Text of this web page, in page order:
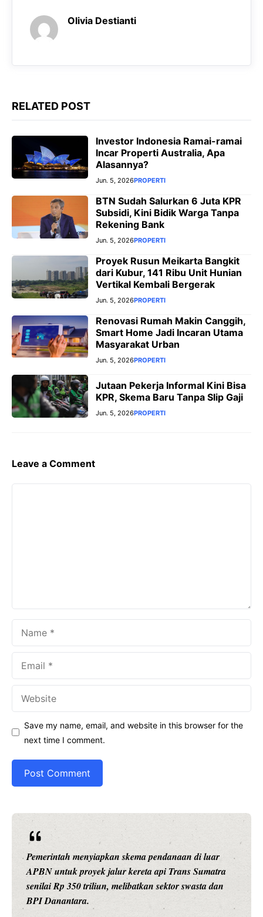
p
me
Olivia Destianti
RELATED POST
Investor Indonesia Ramai-ramai
Incar Properti Australia, Apa
Alasannya?
Jun. 5, 2026PROPERTI
BTN Sudah Salurkan 6 Juta KPR
Subsidi, Kini Bidik Warga Tanpa
Rekening Bank
Jun. 5, 2026PROPERTI
Proyek Rusun Meikarta Bangkit
dari Kubur, 141 Ribu Unit Hunian
Vertikal Kembali Bergerak
Jun. 5, 2026PROPERTI
Renovasi Rumah Makin Canggih,
Smart Home Jadi Incaran Utama
Masyarakat Urban
Jun. 5, 2026PROPERTI
Jutaan Pekerja Informal Kini Bisa
KPR, Skema Baru Tanpa Slip Gaji
Jun. 5, 2026PROPERTI
Leave a Comment
Save my name, email, and website in this browser for the
next time I comment.
Ariston Indonesia meluncurkan Andris 3, water heater
pintar dengan konektivitas Wi-Fi, pengaturan suhu
presisi 1 derajat Celsius, dan teknologi titanium untuk
daya tahan maksimal.